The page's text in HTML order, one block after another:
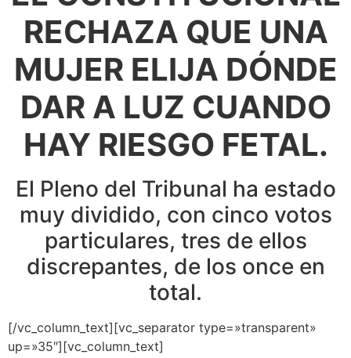
RECHAZA QUE UNA
MUJER ELIJA DÓNDE
DAR A LUZ CUANDO
HAY RIESGO FETAL.
El Pleno del Tribunal ha estado
muy dividido, con cinco votos
particulares, tres de ellos
discrepantes, de los once en
total.
[/vc_column_text][vc_separator type=»transparent»
up=»35″][vc_column_text]